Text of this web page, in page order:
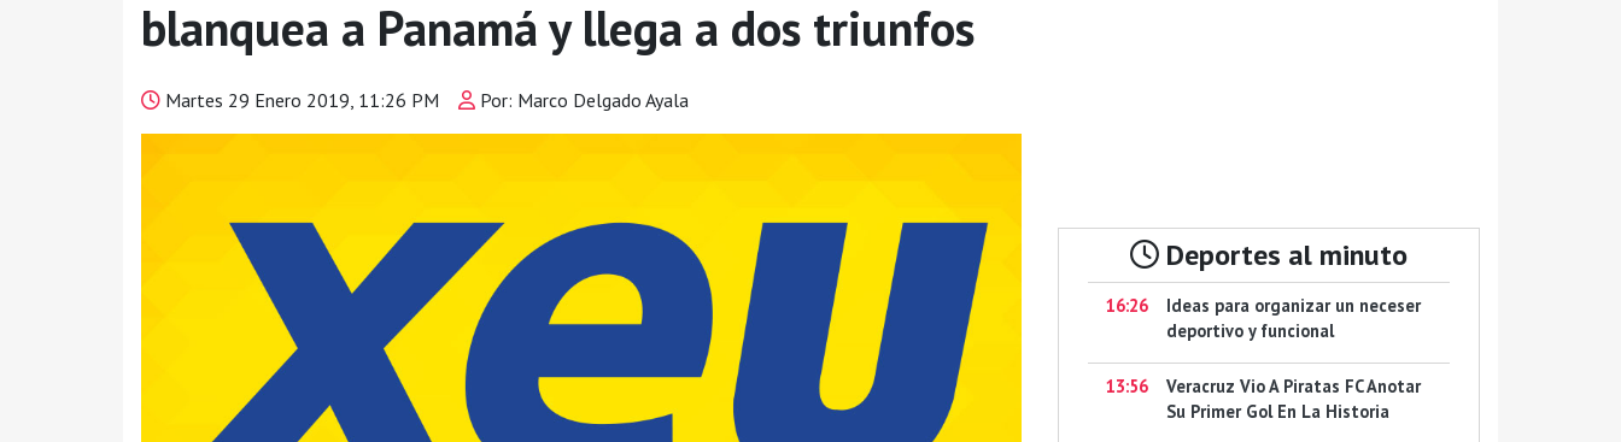
blanquea a Panamá y llega a dos triunfos
Martes 29 Enero 2019, 11:26 PM Por: Marco Delgado Ayala
Deportes al minuto
16:26
Ideas para organizar un neceser
deportivo y funcional
13:56
Veracruz Vio A Piratas FC Anotar
Su Primer Gol En La Historia